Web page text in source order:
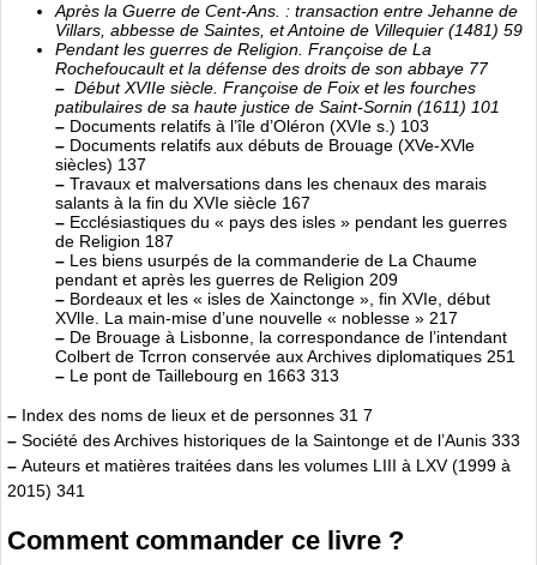
Après la Guerre de Cent-Ans. : transaction entre Jehanne de
Villars, abbesse de Saintes, et Antoine de Villequier (1481) 59
Pendant les guerres de Religion. Françoise de La
Rochefoucault et la défense des droits de son abbaye 77
– Début XVIIe siècle. Françoise de Foix et les fourches
patibulaires de sa haute justice de Saint-Sornin (1611) 101
– Documents relatifs à l’île d’Oléron (XVIe s.) 103
– Documents relatifs aux débuts de Brouage (XVe-XVle
siècles) 137
– Travaux et malversations dans les chenaux des marais
salants à la fin du XVIe siècle 167
– Ecclésiastiques du « pays des isles » pendant les guerres
de Religion 187
– Les biens usurpés de la commanderie de La Chaume
pendant et après les guerres de Religion 209
– Bordeaux et les « isles de Xainctonge », fin XVIe, début
XVlIe. La main-mise d’une nouvelle « noblesse » 217
– De Brouage à Lisbonne, la correspondance de l’intendant
Colbert de Tcrron conservée aux Archives diplomatiques 251
– Le pont de Taillebourg en 1663 313
– Index des noms de lieux et de personnes 31 7
– Société des Archives historiques de la Saintonge et de l’Aunis 333
– Auteurs et matières traitées dans les volumes LIII à LXV (1999 à
2015) 341
Comment commander ce livre ?